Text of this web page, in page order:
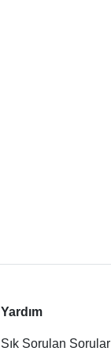
Yardım
Sık Sorulan Sorular